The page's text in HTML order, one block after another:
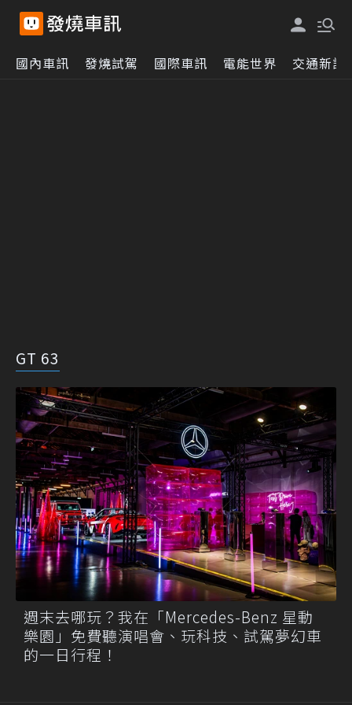
國內車訊 發燒試駕 國際車訊 電能世界 交通新訊
GT 63
週末去哪玩？我在「Mercedes-Benz 星動
樂園」免費聽演唱會、玩科技、試駕夢幻車
的一日行程！